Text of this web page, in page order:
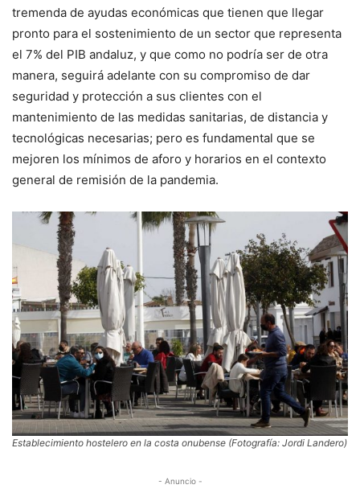
tremenda de ayudas económicas que tienen que llegar
pronto para el sostenimiento de un sector que representa
el 7% del PIB andaluz, y que como no podría ser de otra
manera, seguirá adelante con su compromiso de dar
seguridad y protección a sus clientes con el
mantenimiento de las medidas sanitarias, de distancia y
tecnológicas necesarias; pero es fundamental que se
mejoren los mínimos de aforo y horarios en el contexto
general de remisión de la pandemia.
Establecimiento hostelero en la costa onubense (Fotografía: Jordi Landero)
- Anuncio -